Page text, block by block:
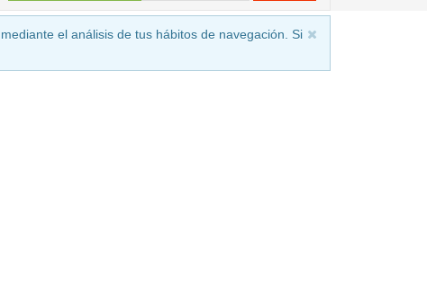
el análisis de tus hábitos de navegación. Si